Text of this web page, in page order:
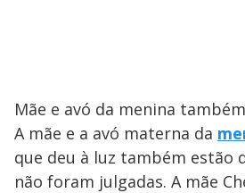
Mãe e avó da menina
A mãe e a avó materna da
que deu à luz também estão
não foram julgadas. A mãe